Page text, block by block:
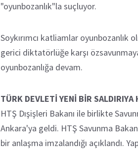
"oyunbozanlık"la suçluyor.
Soykırımcı katliamlar oyunbozanlık
gerici diktatörlüğe karşı
oyunbozanlığa devam.
TÜRK DEVLETİ YENİ BİR SALDIRIYA
HTŞ Dışişleri Bakanı ile birlikte
Ankara'ya geldi. HTŞ Savunma
bir anlaşma imzalandığı açıklandı.